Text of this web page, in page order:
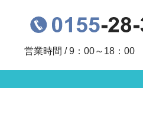
営業時間 / 9：00～18：00